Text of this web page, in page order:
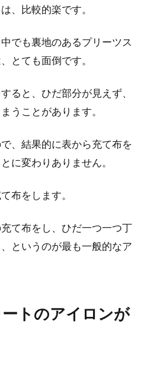
ると、スカートの生地や裏地が薄く、
て見...
トの裾がほつれた！まつり縫
の裾がほつれて困ったことはありませ
のシワ防止はたたみ方とスー
るでしょう。そのとき、多くの方が
、比較的楽です。
でも裏地のあるプリーツス
とても面倒です。
ると、ひだ部分が見えず、
うことがあります。
、結果的に表から充て布を
に変わりありません。
布をします。
て布をし、ひだ一つ一つ丁
というのが最も一般的なア
トのアイロンが